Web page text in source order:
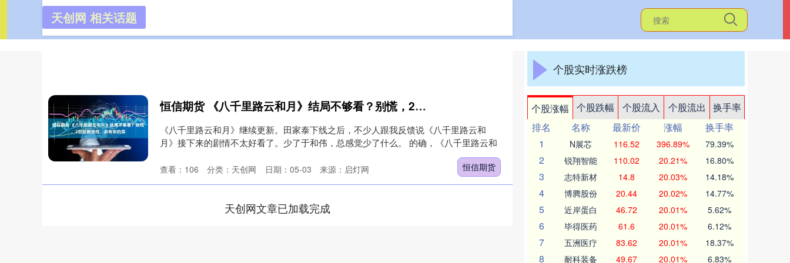
天创网 相关话题
恒信期货 《八千里路云和月》结局不够看？别慌，2部新剧接档，总有你的菜
《八千里路云和月》继续更新。田家泰下线之后，不少人跟我反馈说《八千里路云和
月》接下来的剧情不太好看了。少了于和伟，总感觉少了什么。 的确，《八千里路云和
恒信期货
日期：05-03 来源：启灯网
查看： 106 分类： 天创网
天创网文章已加载完成
个股实时涨跌榜
个股涨幅 个股跌幅 个股流入 个股流出
换手率
排名
名称 最新价 涨幅
换手率
1
N展芯 116.52 396.89% 79.39%
2 锐翔智能 110.02 20.21% 16.80%
3 志特新材 14.8 20.03% 14.18%
4 博腾股份 20.44 20.02% 14.77%
5 近岸蛋白 46.72 20.01% 5.62%
6 毕得医药 61.6 20.01% 6.12%
7 五洲医疗 83.62 20.01% 18.37%
8 耐科装备 49.67 20.01% 6.83%